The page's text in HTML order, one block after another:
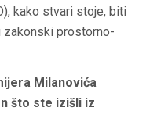
kako stvari stoje, biti
zakonski prostorno-
Milanovića
što ste izišli iz